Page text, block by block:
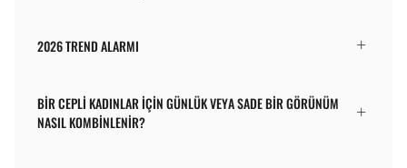
2026 TREND ALARMI
BIR CEPLI KADINLAR IÇIN GÜNLÜK VEYA SADE BIR GÖRÜNÜM
NASIL KOMBINLENIR?